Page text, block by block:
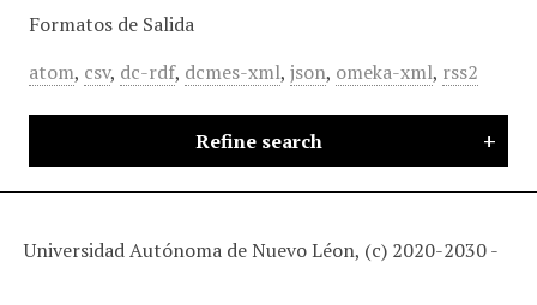
Formatos de Salida
atom, csv, dc-rdf, dcmes-xml, json, omeka-xml, rss2
Refine search
Universidad Autónoma de Nuevo Léon, (c) 2020-2030 -